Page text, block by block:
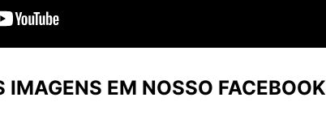
IMAGENS EM NOSSO FACEBOOK